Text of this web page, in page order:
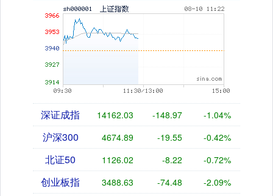
深证成指 14162.03 -148.97 -1.04%
沪深300 4674.89 -19.55 -0.42%
北证50 1126.02 -8.22 -0.72%
创业板指 3488.63 -74.48 -2.09%